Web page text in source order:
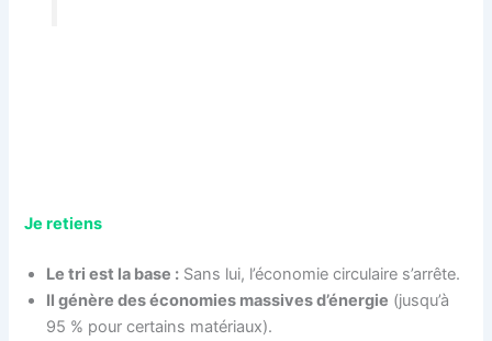
Je retiens
Le tri est la base : Sans lui, l’économie circulaire s’arrête.
Il génère des économies massives d’énergie (jusqu’à
95 % pour certains matériaux).